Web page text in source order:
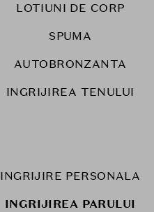
LOTIUNI DE CORP
SPUMA
AUTOBRONZANTA
INGRIJIREA TENULUI
INGRIJIRE PERSONALA
INGRIJIREA PARULUI